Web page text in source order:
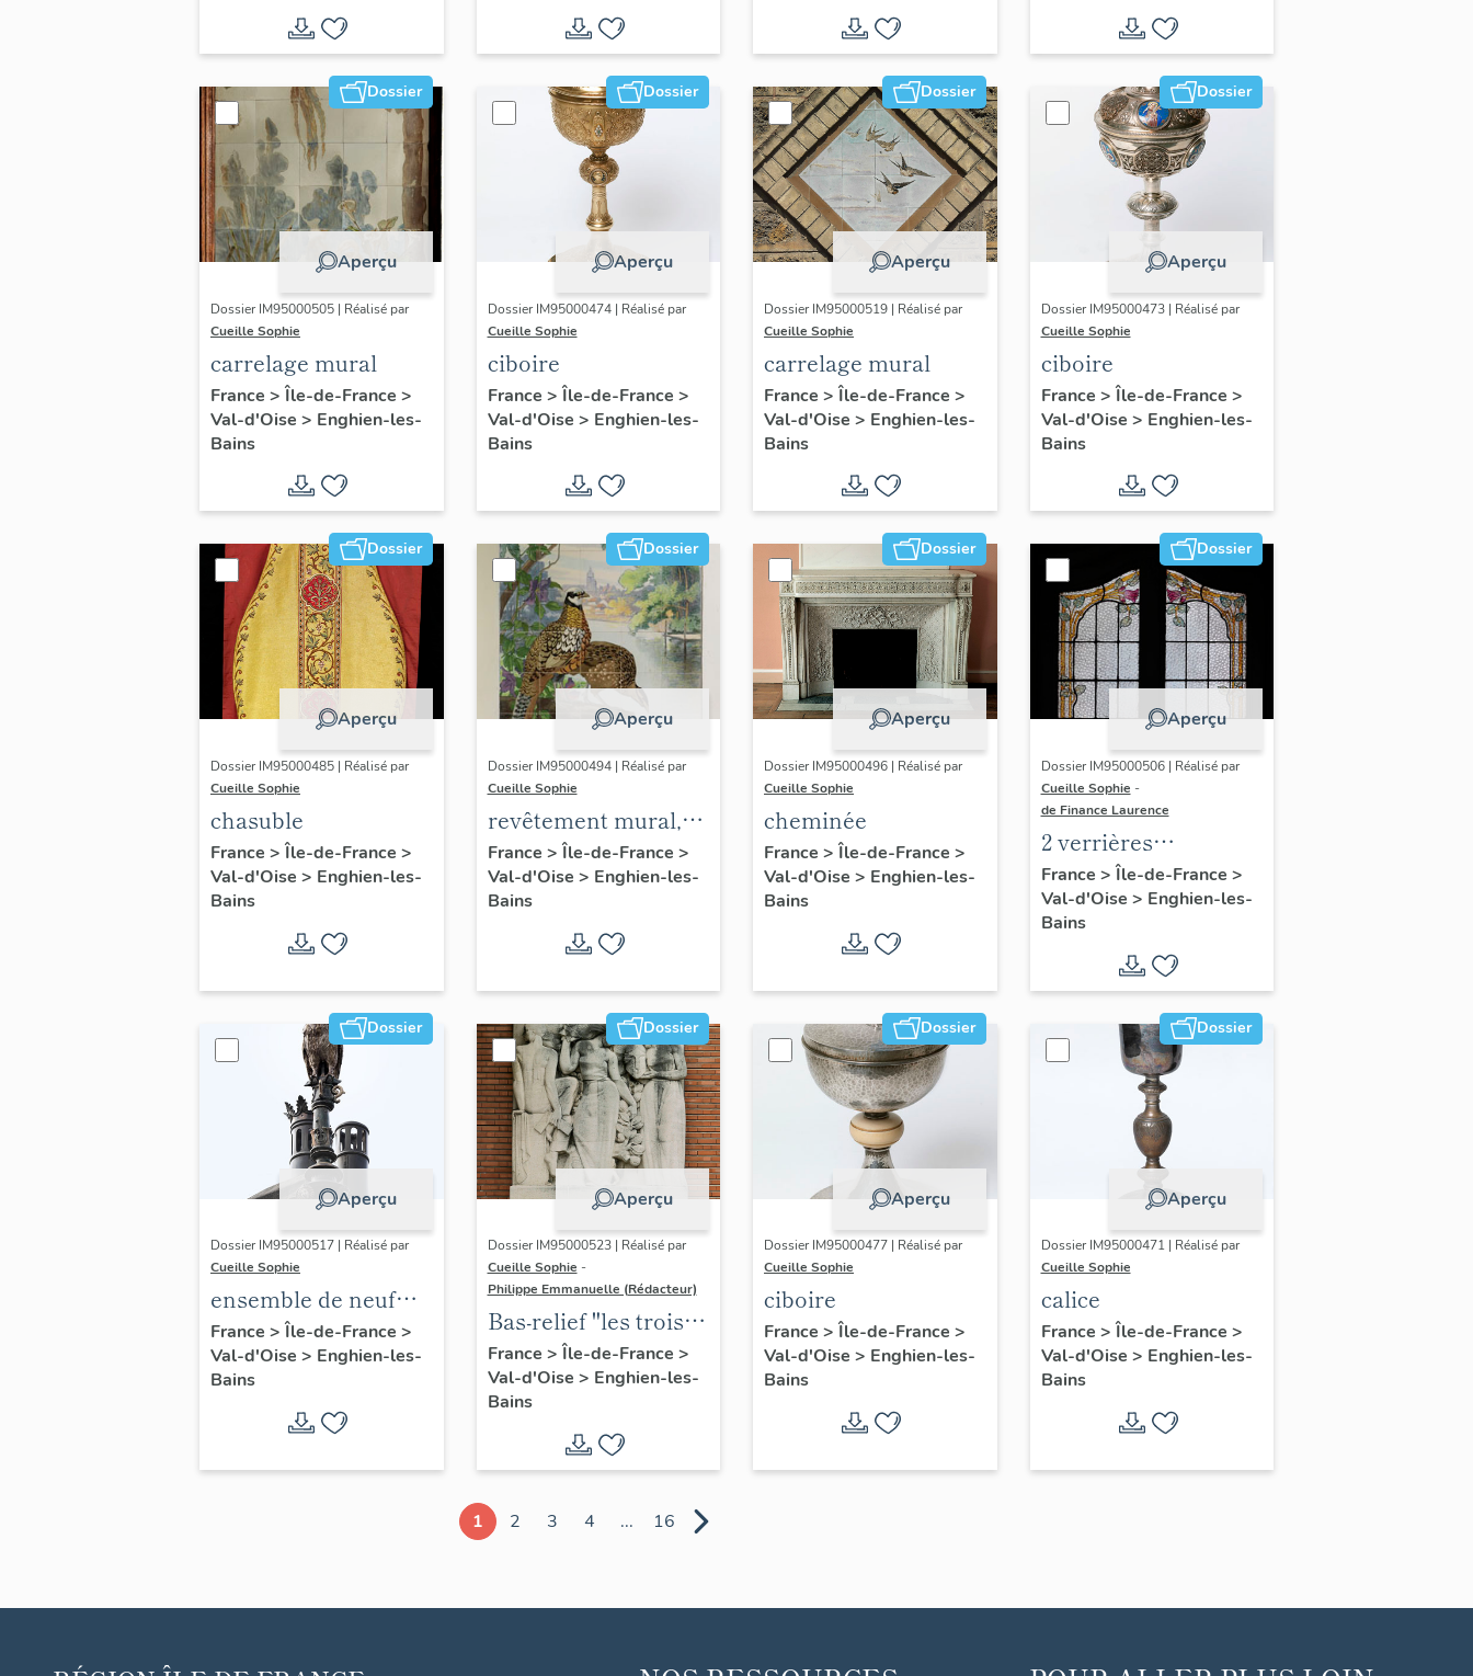
Dossier
Aperçu
Dossier IM95000505 | Réalisé par
Cueille Sophie
carrelage mural
France > Île-de-France >
Val-d'Oise > Enghien-les-
Bains
Dossier
Aperçu
Dossier IM95000474 | Réalisé par
Cueille Sophie
ciboire
France > Île-de-France >
Val-d'Oise > Enghien-les-
Bains
Dossier
Aperçu
Dossier IM95000519 | Réalisé par
Cueille Sophie
carrelage mural
France > Île-de-France >
Val-d'Oise > Enghien-les-
Bains
Dossier
Aperçu
Dossier IM95000473 | Réalisé par
Cueille Sophie
ciboire
France > Île-de-France >
Val-d'Oise > Enghien-les-
Bains
Dossier
Aperçu
Dossier IM95000485 | Réalisé par
Cueille Sophie
chasuble
France > Île-de-France >
Val-d'Oise > Enghien-les-
Bains
Dossier
Aperçu
Dossier IM95000494 | Réalisé par
Cueille Sophie
revêtement mural,
décor de l'élévation
extérieure : couple
de faisans dans un
paysage
France > Île-de-France >
Val-d'Oise > Enghien-les-
Bains
Dossier
Aperçu
Dossier IM95000496 | Réalisé par
Cueille Sophie
cheminée
France > Île-de-France >
Val-d'Oise > Enghien-les-
Bains
Dossier
Aperçu
Dossier IM95000506 | Réalisé par
Cueille Sophie -
de Finance Laurence
2 verrières
décoratives
France > Île-de-France >
Val-d'Oise > Enghien-les-
Bains
Dossier
Aperçu
Dossier IM95000517 | Réalisé par
Cueille Sophie
ensemble de neuf
épis et décors de
faîtage
France > Île-de-France >
Val-d'Oise > Enghien-les-
Bains
Dossier
Aperçu
Dossier IM95000523 | Réalisé par
Cueille Sophie -
Philippe Emmanuelle (Rédacteur)
Bas-relief "les trois
enseignements, le
classique, le
technique et le
moderne"
France > Île-de-France >
Val-d'Oise > Enghien-les-
Bains
Dossier
Aperçu
Dossier IM95000477 | Réalisé par
Cueille Sophie
ciboire
France > Île-de-France >
Val-d'Oise > Enghien-les-
Bains
Dossier
Aperçu
Dossier IM95000471 | Réalisé par
Cueille Sophie
calice
France > Île-de-France >
Val-d'Oise > Enghien-les-
Bains
1 2 3 4 ... 16